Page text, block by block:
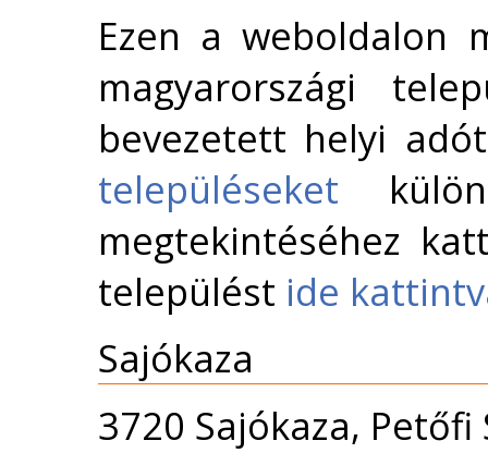
Ezen a weboldalon
magyarországi
bevezetett helyi
településeket
megtekintéséhez
települést ide
Sajókaza
3720 Sajókaza,